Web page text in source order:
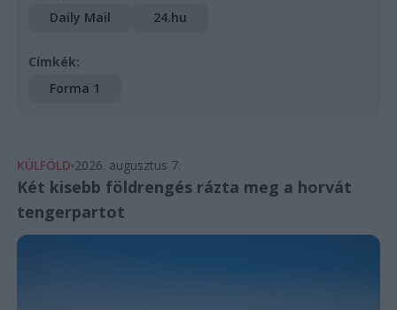
Daily Mail
24.hu
Címkék:
Forma 1
KÜLFÖLD 2026. augusztus 7.
Két kisebb földrengés rázta meg a horvát
tengerpartot